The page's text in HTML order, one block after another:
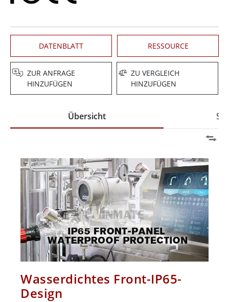
DATENBLATT RESSOURCE
ZUR ANFRAGE
HINZUFÜGEN
ZU VERGLEICH
HINZUFÜGEN
Übersicht
Wasserdichtes Front-IP65-
Design